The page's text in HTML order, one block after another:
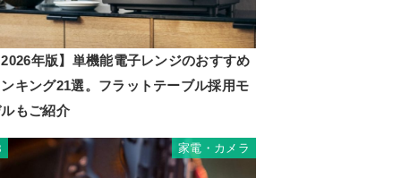
年版】単機能電子レンジのおすすめ
キング21選。フラットテーブル採用モ
もご紹介
家電・カメラ